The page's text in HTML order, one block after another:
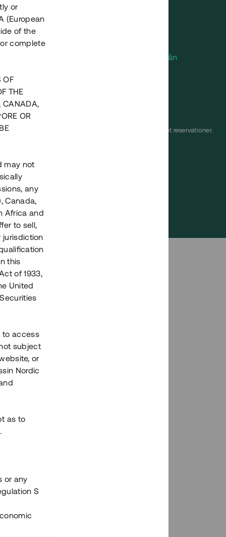
Upp till 17 mån
Detta projekt är avslutat och vi tar inte längre emot reservationer.
or
(European
of the
complete
OF
THE
CANADA,
OR
may not
any
Canada,
Africa and
to sell,
jurisdiction
this
of 1933,
United
to access
subject
or
Nordic
as to
or any
S